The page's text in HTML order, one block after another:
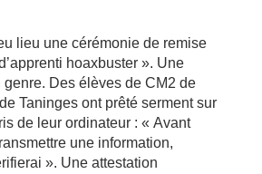
lieu une cérémonie de remise
hoaxbuster ». Une
genre. Des élèves de CM2 de
Taninges ont prêté serment sur
de leur ordinateur : « Avant
une information,
». Une attestation